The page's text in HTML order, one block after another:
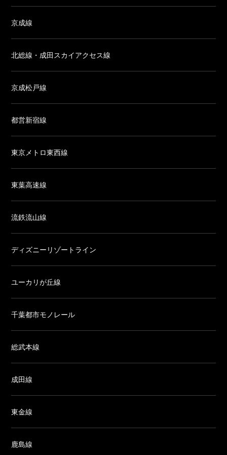
京成線
北総線・成田スカイアクセス線
京成松戸線
都営新宿線
東京メトロ東西線
東葉高速線
流鉄流山線
ディズニーリゾートライン
ユーカリが丘線
千葉都市モノレール
総武本線
成田線
東金線
鹿島線